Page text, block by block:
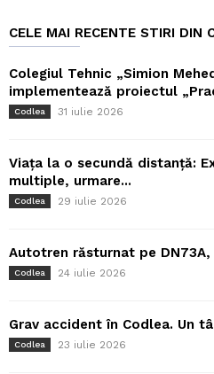
CELE MAI RECENTE STIRI DIN
Colegiul Tehnic „Simion
implementează proiectul
Codlea 31 iulie 2026
Viața la o secundă distanță:
multiple, urmare...
Codlea 29 iulie 2026
Autotren răsturnat pe DN73A,
Codlea 24 iulie 2026
Grav accident în Codlea. Un
Codlea 23 iulie 2026